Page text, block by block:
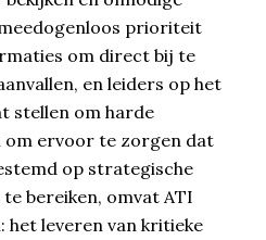
prioriteit
om direct bij te
en leiders op het
stellen om harde
om ervoor te zorgen dat
op strategische
bereiken, omvat ATI
het leveren van kritieke